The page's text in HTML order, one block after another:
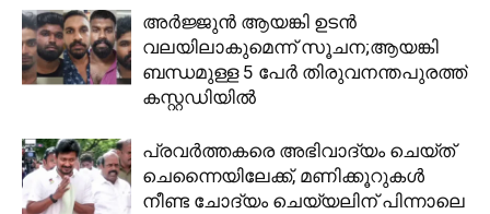
അർജ്ജുൻ ആയങ്കി ഉടൻ
വലയിലാകുമെന്ന് സൂചന;ആയങ്കി
ബന്ധമുള്ള 5 പേർ തിരുവനന്തപുരത്ത്
കസ്റ്റഡിയിൽ
പ്രവർത്തകരെ അഭിവാദ്യം ചെയ്ത്
ചെന്നൈയിലേക്ക്, മണിക്കൂറുകൾ
നീണ്ട ചോദ്യം ചെയ്യലിന് പിന്നാലെ